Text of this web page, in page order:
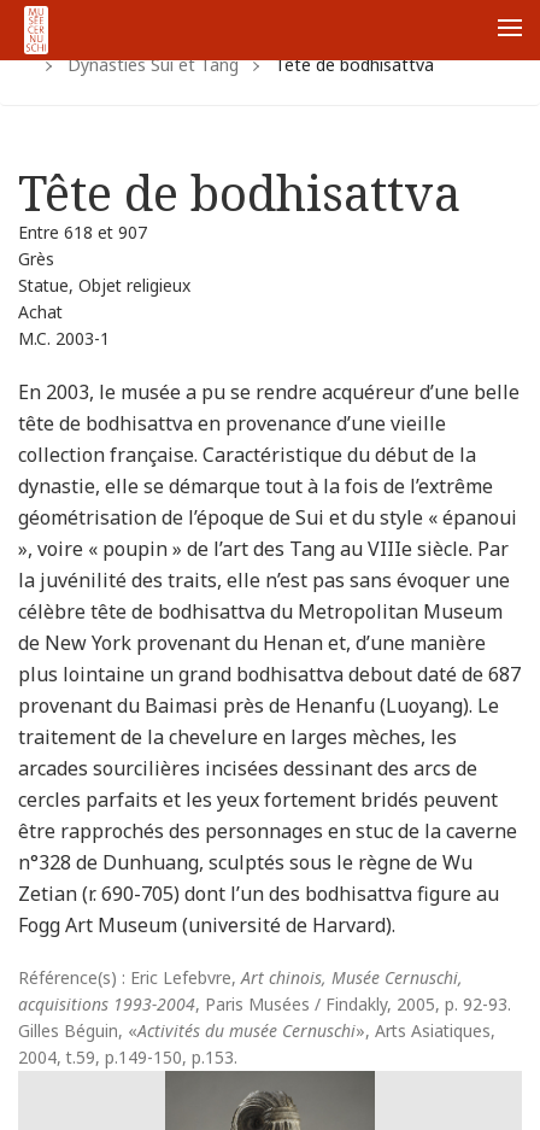
Accueil
Dynasties Sui et Tang
Tête de bodhisattva
Tête de bodhisattva
Entre 618 et 907
Grès
Statue, Objet religieux
Achat
M.C. 2003-1
En 2003, le musée a pu se rendre acquéreur d’une belle
tête de bodhisattva en provenance d’une vieille
collection française. Caractéristique du début de la
dynastie, elle se démarque tout à la fois de l’extrême
géométrisation de l’époque de Sui et du style « épanoui
», voire « poupin » de l’art des Tang au VIIIe siècle. Par
la juvénilité des traits, elle n’est pas sans évoquer une
célèbre tête de bodhisattva du Metropolitan Museum
de New York provenant du Henan et, d’une manière
plus lointaine un grand bodhisattva debout daté de 687
provenant du Baimasi près de Henanfu (Luoyang). Le
traitement de la chevelure en larges mèches, les
arcades sourcilières incisées dessinant des arcs de
cercles parfaits et les yeux fortement bridés peuvent
être rapprochés des personnages en stuc de la caverne
n°328 de Dunhuang, sculptés sous le règne de Wu
Zetian (r. 690-705) dont l’un des bodhisattva figure au
Fogg Art Museum (université de Harvard).
Référence(s) : Eric Lefebvre, Art chinois, Musée Cernuschi,
acquisitions 1993-2004, Paris Musées / Findakly, 2005, p. 92-93.
Gilles Béguin, «Activités du musée Cernuschi», Arts Asiatiques,
2004, t.59, p.149-150, p.153.